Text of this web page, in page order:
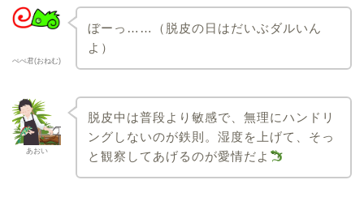
ぺぺ君(おねむ)
ぼーっ……（脱皮の日はだいぶダルいん
よ）
あおい
脱皮中は普段より敏感で、無理にハンドリ
ングしないのが鉄則。湿度を上げて、そっ
と観察してあげるのが愛情だよ